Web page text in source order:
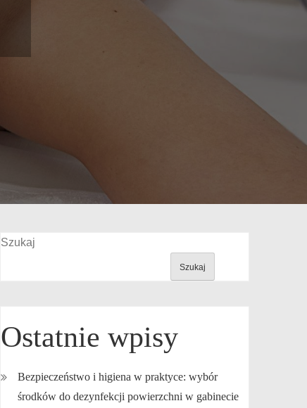
Szukaj
Szukaj
Ostatnie wpisy
Bezpieczeństwo i higiena w praktyce: wybór
środków do dezynfekcji powierzchni w gabinecie